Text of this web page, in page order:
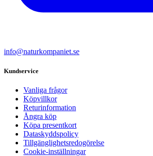
info@naturkompaniet.se
Kundservice
Vanliga frågor
Köpvillkor
Returinformation
Ångra köp
Köpa presentkort
Dataskyddspolicy
Tillgänglighetsredogörelse
Cookie-inställningar